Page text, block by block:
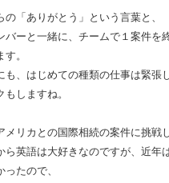
の「ありがとう」という言葉と、
バーと一緒に、チームで１案件を
。
も、はじめての種類の仕事は緊張
もしますね。
メリカとの国際相続の案件に挑戦
ら英語は大好きなのですが、近年
ったので、